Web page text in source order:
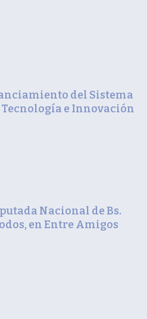
del Sistema
e Innovación
Nacional de Bs.
en Entre Amigos